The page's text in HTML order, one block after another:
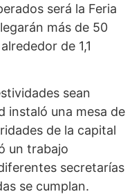
será la Feria
más de 50
de 1,1
sean
instaló una mesa de
de la capital
un trabajo
secretarías
se cumplan.